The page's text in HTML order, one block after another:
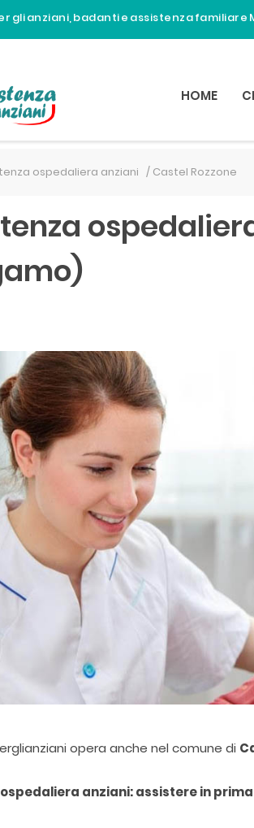
gli anziani, badanti e assistenza familiare
HOME
ospedaliera anziani / Castel Rozzone
opera anche nel comune di
anziani: assistere in